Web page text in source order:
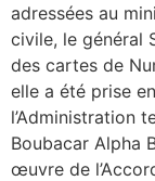
adressées au
civile, le général
des cartes de
elle a été prise
l’Administration
Boubacar Alpha
œuvre de